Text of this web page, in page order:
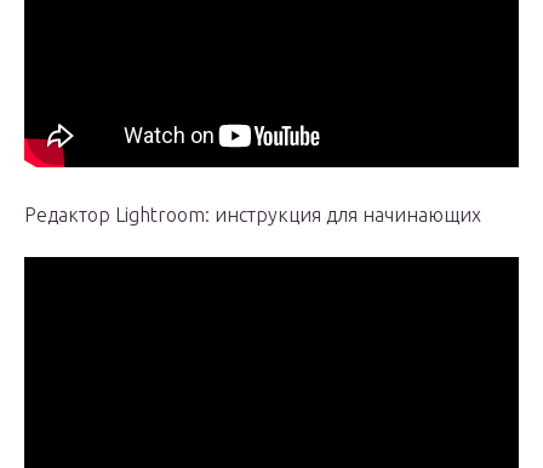
Редактор Lightroom: инструкция для начинающих